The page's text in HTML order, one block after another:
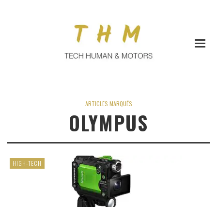
ARTICLES MARQUÉS
OLYMPUS
HIGH-TECH